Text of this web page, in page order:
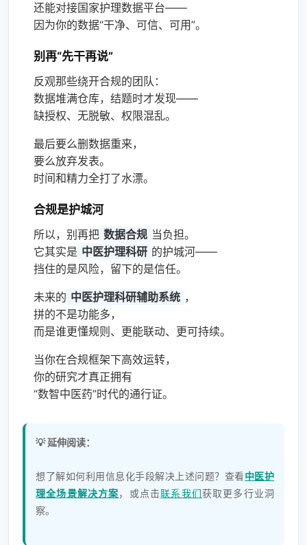
还能对接国家护理数据平台——
因为你的数据“干净、可信、可用”。
别再“先干再说”
反观那些绕开合规的团队：
数据堆满仓库，结题时才发现——
缺授权、无脱敏、权限混乱。
最后要么删数据重来，
要么放弃发表。
时间和精力全打了水漂。
合规是护城河
所以，别再把 数据合规 当负担。
它其实是 中医护理科研 的护城河——
挡住的是风险，留下的是信任。
未来的 中医护理科研辅助系统 ，
拼的不是功能多，
而是谁更懂规则、更能联动、更可持续。
当你在合规框架下高效运转，
你的研究才真正拥有
“数智中医药”时代的通行证。
💡 延伸阅读：
想了解如何利用信息化手段解决上述问题？查看中医护
理全场景解决方案，或点击联系我们获取更多行业洞
察。